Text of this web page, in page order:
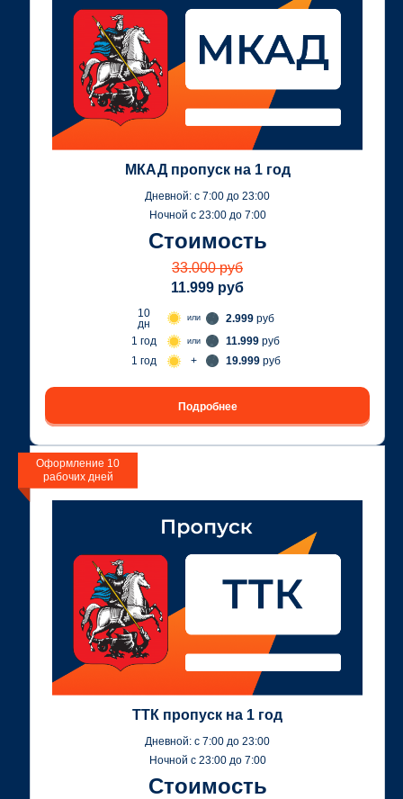
МКАД пропуск на 1 год
Дневной: c 7:00 до 23:00
Ночной с 23:00 до 7:00
Стоимость
33.000 руб
11.999 руб
10
дн
или 2.999руб
1 год
или 11.999руб
1 год
+ 19.999руб
Подробнее
Оформление 10
рабочих дней
ТТК пропуск на 1 год
Дневной: c 7:00 до 23:00
Ночной с 23:00 до 7:00
Стоимость